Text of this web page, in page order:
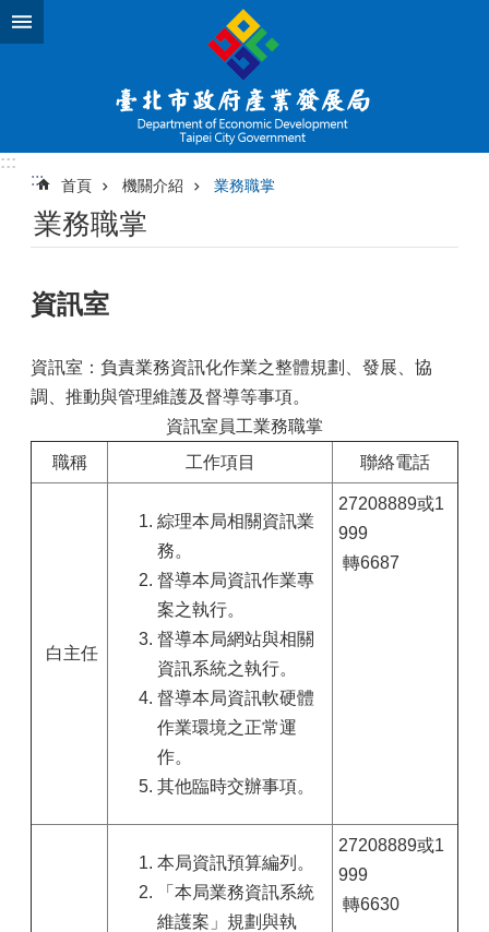
跳到主要內容區塊
:::
:::
首頁 機關介紹 業務職掌
業務職掌
資訊室
資訊室：負責業務資訊化作業之整體規劃、發展、協
調、推動與管理維護及督導等事項。
資訊室員工業務職掌
職稱
工作項目 聯絡電話
白主任
綜理本局相關資訊業
務。
督導本局資訊作業專
案之執行。
督導本局網站與相關
資訊系統之執行。
督導本局資訊軟硬體
作業環境之正常運
作。
其他臨時交辦事項。
27208889或1
999
轉6687
本局資訊預算編列。
「本局業務資訊系統
維護案」規劃與執
27208889或1
999
轉6630